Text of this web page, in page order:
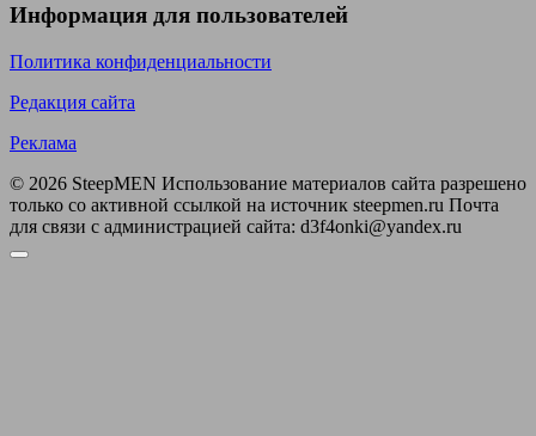
Информация для пользователей
Политика конфиденциальности
Редакция сайта
Реклама
© 2026 SteepMEN Использование материалов сайта разрешено
только со активной ссылкой на источник steepmen.ru Почта
для связи с администрацией сайта: d3f4onki@yandex.ru